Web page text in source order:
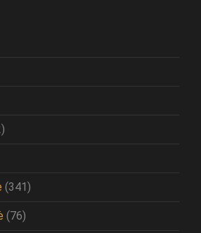
(341)
(76)